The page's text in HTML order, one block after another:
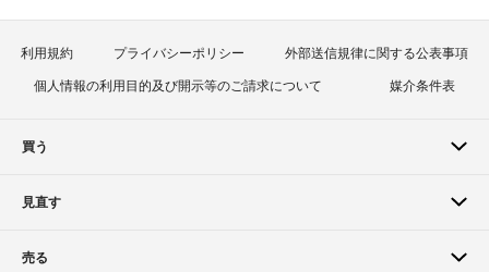
利用規約 プライバシーポリシー 外部送信規律に関する公表事項
個人情報の利用目的及び開示等のご請求について 媒介条件表
買う
見直す
売る